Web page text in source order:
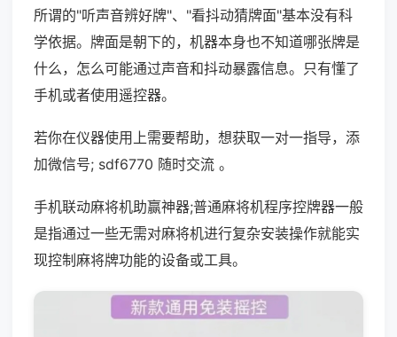
所谓的"听声音辨好牌"、"看抖动猜牌面"基本没有科
学依据。牌面是朝下的，机器本身也不知道哪张牌是
什么，怎么可能通过声音和抖动暴露信息。只有懂了
手机或者使用遥控器。
若你在仪器使用上需要帮助，想获取一对一指导，添
加微信号; sdf6770 随时交流 。
手机联动麻将机助赢神器;普通麻将机程序控牌器一般
是指通过一些无需对麻将机进行复杂安装操作就能实
现控制麻将牌功能的设备或工具。